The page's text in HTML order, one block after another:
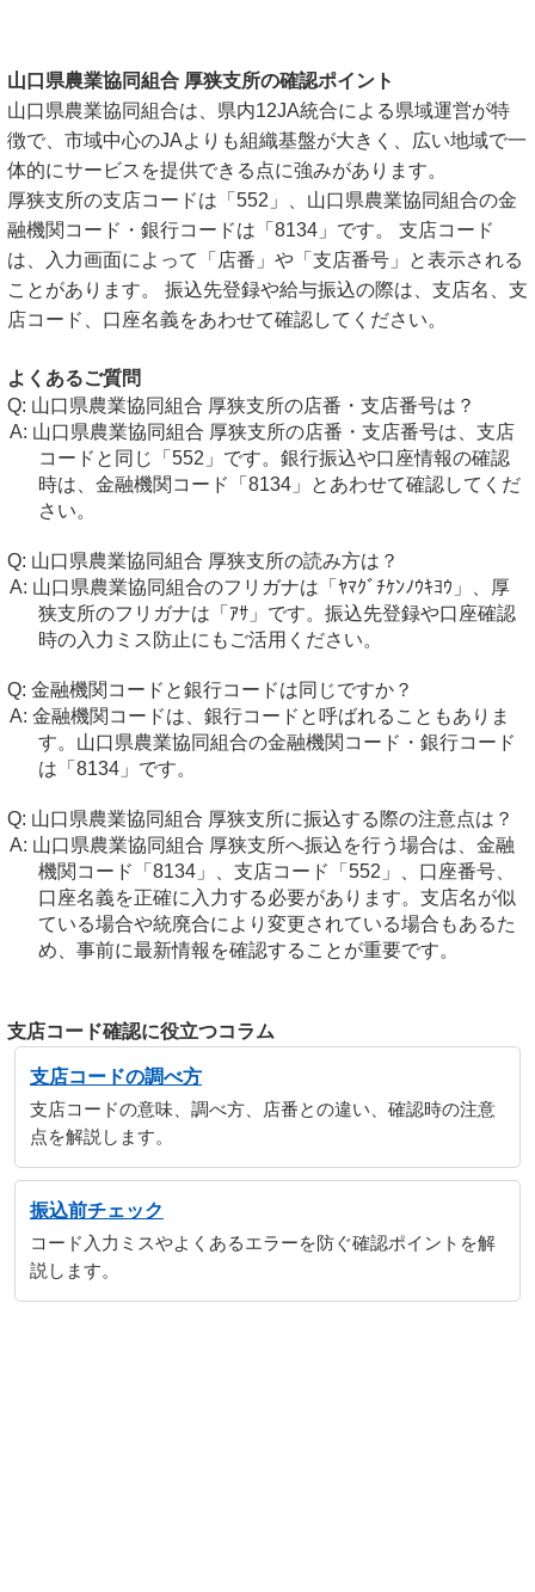
山口県農業協同組合 厚狭支所の確認ポイント
山口県農業協同組合は、県内12JA統合による県域運営が特
徴で、市域中心のJAよりも組織基盤が大きく、広い地域で一
体的にサービスを提供できる点に強みがあります。
厚狭支所の支店コードは「552」、山口県農業協同組合の金
融機関コード・銀行コードは「8134」です。 支店コード
は、入力画面によって「店番」や「支店番号」と表示される
ことがあります。 振込先登録や給与振込の際は、支店名、支
店コード、口座名義をあわせて確認してください。
よくあるご質問
山口県農業協同組合 厚狭支所の店番・支店番号は？
山口県農業協同組合 厚狭支所の店番・支店番号は、支店
コードと同じ「552」です。銀行振込や口座情報の確認
時は、金融機関コード「8134」とあわせて確認してくだ
さい。
山口県農業協同組合 厚狭支所の読み方は？
山口県農業協同組合のフリガナは「ﾔﾏｸﾞﾁｹﾝﾉｳｷﾖｳ」、厚
狭支所のフリガナは「ｱｻ」です。振込先登録や口座確認
時の入力ミス防止にもご活用ください。
金融機関コードと銀行コードは同じですか？
金融機関コードは、銀行コードと呼ばれることもありま
す。山口県農業協同組合の金融機関コード・銀行コード
は「8134」です。
山口県農業協同組合 厚狭支所に振込する際の注意点は？
山口県農業協同組合 厚狭支所へ振込を行う場合は、金融
機関コード「8134」、支店コード「552」、口座番号、
口座名義を正確に入力する必要があります。支店名が似
ている場合や統廃合により変更されている場合もあるた
め、事前に最新情報を確認することが重要です。
支店コード確認に役立つコラム
支店コードの調べ方
支店コードの意味、調べ方、店番との違い、確認時の注意
点を解説します。
振込前チェック
コード入力ミスやよくあるエラーを防ぐ確認ポイントを解
説します。